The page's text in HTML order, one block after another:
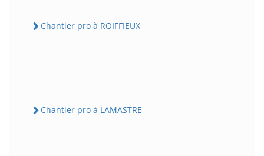
Chantier pro à ROIFFIEUX
Chantier pro à LAMASTRE